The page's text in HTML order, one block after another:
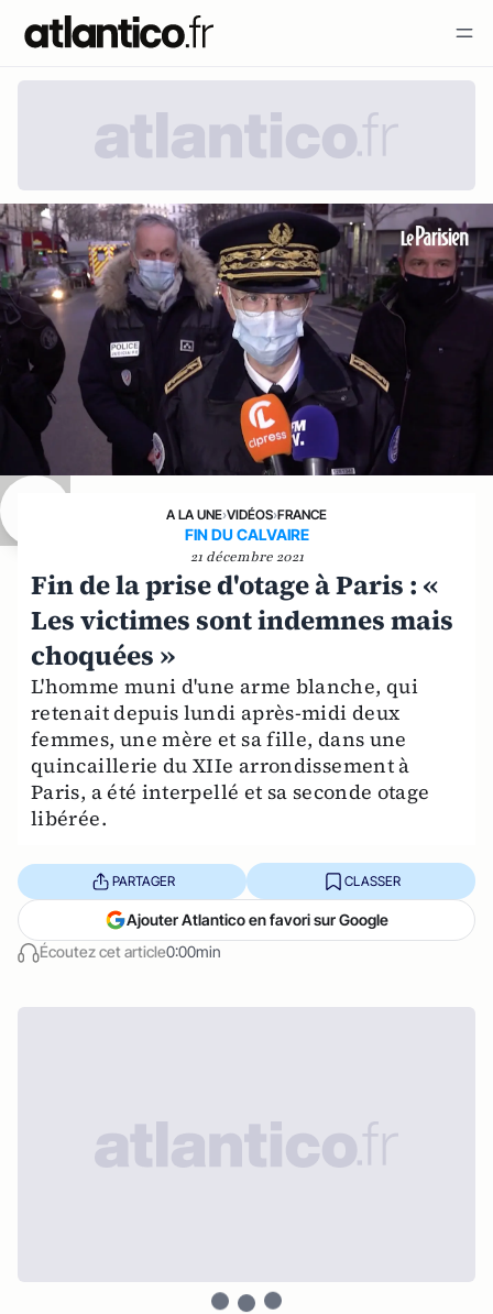
A LA UNE›VIDÉOS›FRANCE
FIN DU CALVAIRE
21 décembre 2021
Fin de la prise d'otage à Paris : «
Les victimes sont indemnes mais
choquées »
L'homme muni d'une arme blanche, qui
retenait depuis lundi après-midi deux
femmes, une mère et sa fille, dans une
quincaillerie du XIIe arrondissement à
Paris, a été interpellé et sa seconde otage
libérée.
Écoutez cet article0:00min
PARTAGER CLASSER
Ajouter Atlantico en favori sur Google